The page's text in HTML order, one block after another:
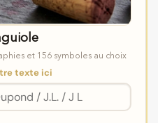
et 156 symboles au choix
texte ici